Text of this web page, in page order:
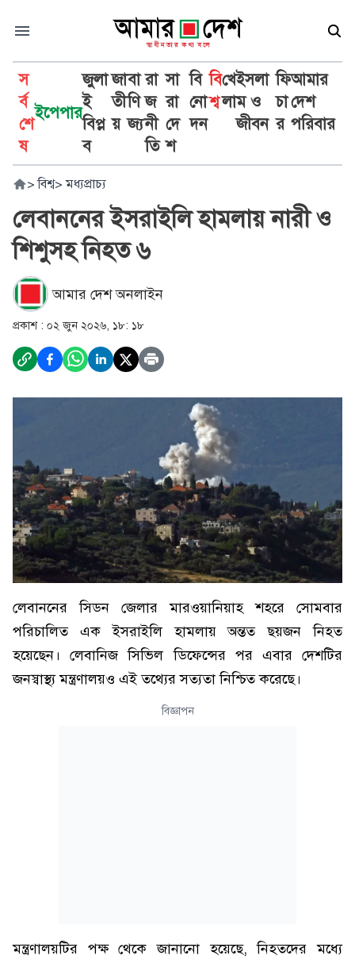
স
র্ব
শে
ষ
ইপেপার
জুলা
ই
বিপ্ল
ব
জা
তী
য়
বা
ণি
জ্য
রা
জ
নী
তি
সা
রা
দে
শ
বি
নো
দন
বি
শ্ব
খে
লা
ইসলা
ম ও
জীবন
ফি
চা
র
আমার
দেশ
পরিবার
> বিশ্ব> মধ্যপ্রাচ্য
লেবাননের ইসরাইলি হামলায় নারী ও
শিশুসহ নিহত ৬
আমার দেশ অনলাইন
প্রকাশ : ০২ জুন ২০২৬, ১৮: ১৮
লেবাননের সিডন জেলার মারওয়ানিয়াহ শহরে সোমবার
পরিচালিত এক ইসরাইলি হামলায় অন্তত ছয়জন নিহত
হয়েছেন। লেবানিজ সিভিল ডিফেন্সের পর এবার দেশটির
জনস্বাস্থ্য মন্ত্রণালয়ও এই তথ্যের সত্যতা নিশ্চিত করেছে।
বিজ্ঞাপন
মন্ত্রণালয়টির পক্ষ থেকে জানানো হয়েছে, নিহতদের মধ্যে